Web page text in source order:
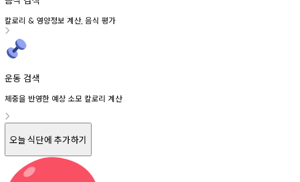
칼로리 & 영양정보 계산, 음식 평가
운동 검색
체중을 반영한 예상 소모 칼로리 계산
오늘 식단에 추가하기